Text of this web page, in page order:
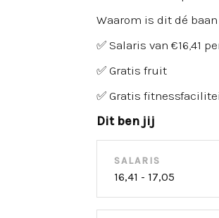
Waarom is dit dé
✅ Salaris van €16,41
✅ Gratis fruit
✅ Gratis
Dit ben jij
SALARIS
16,41 - 17,05